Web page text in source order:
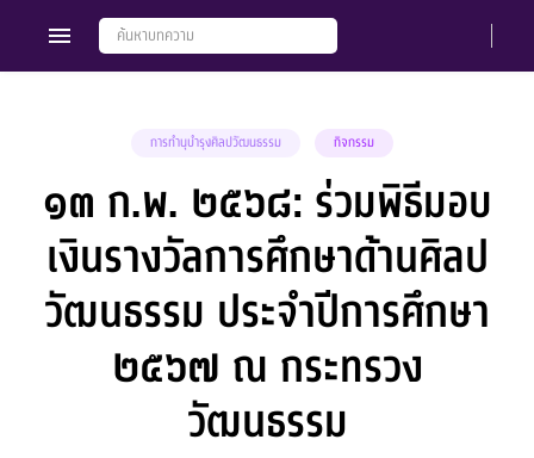
การทำนุบำรุงศิลปวัฒนธรรม กิจกรรม
๑๓ ก.พ. ๒๕๖๘: ร่วมพิธีมอบ
เงินรางวัลการศึกษาด้านศิลป
วัฒนธรรม ประจำปีการศึกษา
๒๕๖๗ ณ กระทรวง
วัฒนธรรม
Members Groups